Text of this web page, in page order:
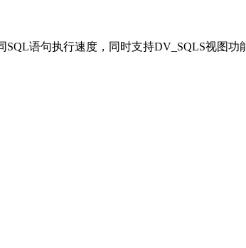
语句执行速度，同时支持DV_SQLS视图功